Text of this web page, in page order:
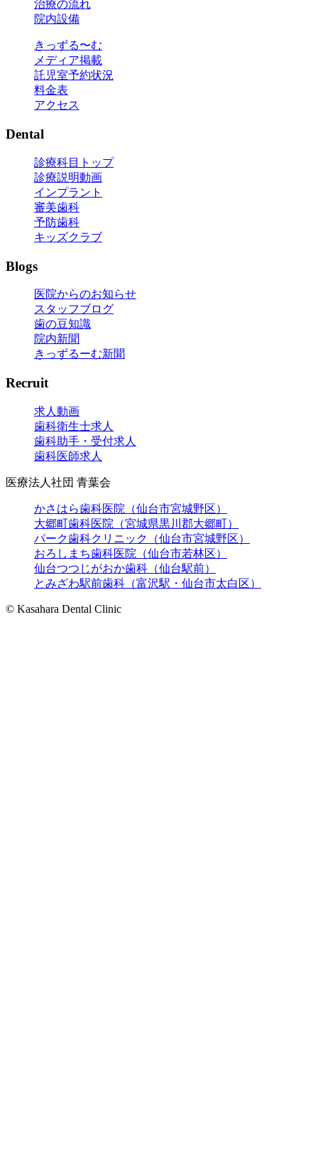
治療の流れ
院内設備
きっずる〜む
メディア掲載
託児室予約状況
料金表
アクセス
Dental
診療科目トップ
診療説明動画
インプラント
審美歯科
予防歯科
キッズクラブ
Blogs
医院からのお知らせ
スタッフブログ
歯の豆知識
院内新聞
きっずるーむ新聞
Recruit
求人動画
歯科衛生士求人
歯科助手・受付求人
歯科医師求人
医療法人社団 青葉会
かさはら歯科医院（仙台市宮城野区）
大郷町歯科医院（宮城県黒川郡大郷町）
パーク歯科クリニック（仙台市宮城野区）
おろしまち歯科医院（仙台市若林区）
仙台つつじがおか歯科（仙台駅前）
とみざわ駅前歯科（富沢駅・仙台市太白区）
© Kasahara Dental Clinic